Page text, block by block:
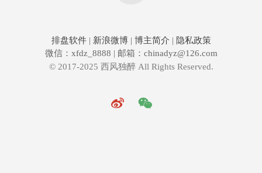
排盘软件 | 新浪微博 | 博主简介 | 隐私政策
微信：xfdz_8888 | 邮箱：chinadyz@126.com
© 2017-2025 西风独醉 All Rights Reserved.